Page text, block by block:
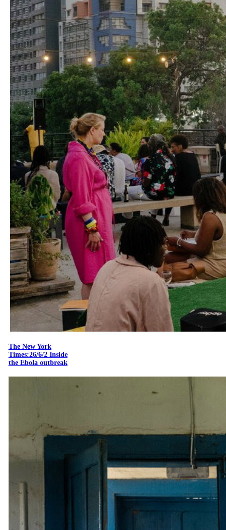
The New York
Times:26/6/2 Inside
the Ebola outbreak